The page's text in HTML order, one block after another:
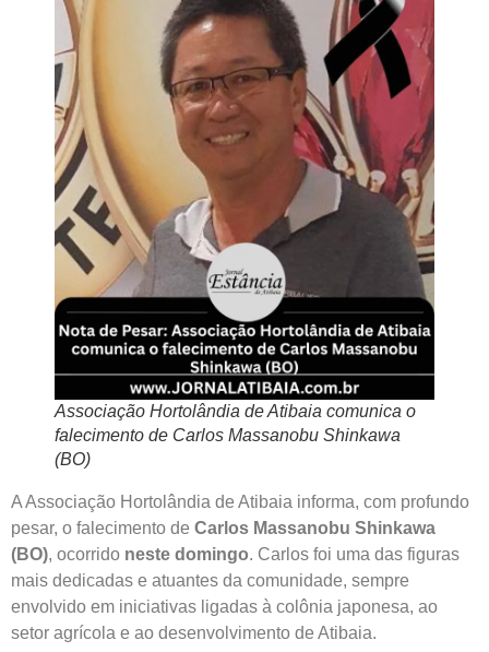
Associação Hortolândia de Atibaia comunica o
falecimento de Carlos Massanobu Shinkawa
(BO)
A Associação Hortolândia de Atibaia informa, com profundo
pesar, o falecimento de Carlos Massanobu Shinkawa
(BO), ocorrido neste domingo. Carlos foi uma das figuras
mais dedicadas e atuantes da comunidade, sempre
envolvido em iniciativas ligadas à colônia japonesa, ao
setor agrícola e ao desenvolvimento de Atibaia.